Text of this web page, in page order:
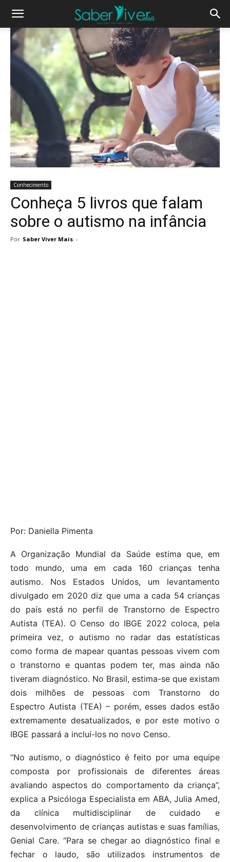
Conhecimento
Conheça 5 livros que falam
sobre o autismo na infância
Por Saber Viver Mais -
Por: Daniella Pimenta
A Organização Mundial da Saúde estima que, em
todo mundo, uma em cada 160 crianças tenha
autismo. Nos Estados Unidos, um levantamento
divulgado em 2020 diz que uma a cada 54 crianças
do país está no perfil de Transtorno de Espectro
Autista (TEA). O Censo do IBGE 2022 coloca, pela
primeira vez, o autismo no radar das estatísticas
como forma de mapear quantas pessoas vivem com
o transtorno e quantas podem ter, mas ainda não
tiveram diagnóstico. No Brasil, estima-se que existam
dois milhões de pessoas com Transtorno do
Espectro Autista (TEA) – porém, esses dados estão
extremamente desatualizados, e por este motivo o
IBGE passará a incluí-los no novo Censo.
“No autismo, o diagnóstico é feito por uma equipe
composta por profissionais de diferentes áreas
avaliando aspectos do comportamento da criança”,
explica a Psicóloga Especialista em ABA, Julia Amed,
da clínica multidisciplinar de cuidado e
desenvolvimento de crianças autistas e suas famílias,
Genial Care. “Para se chegar ao diagnóstico final e
fechar o laudo, são utilizados instrumentos de